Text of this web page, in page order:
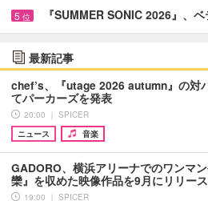
5 位 『SUMMER SONIC 2026』、
最新記事
chef’s、『utage 2026 autumn』の対
てパーカーズを発表
20:00 ｜ SPICER
ニュース
音楽
GADORO、横浜アリーナでのワンマ
欒』を収めた映像作品を9月にリリ
19:00 ｜ SPICER